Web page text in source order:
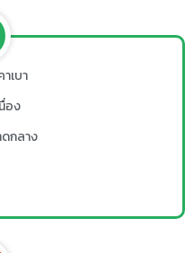
เบา
อง
กลาง